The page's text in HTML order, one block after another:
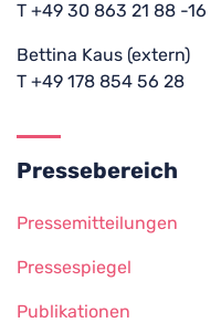
T +49 30 863 21 88 -16
Bettina Kaus (extern)
T +49 178 854 56 28
Pressebereich
Pressemitteilungen
Pressespiegel
Publikationen